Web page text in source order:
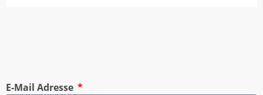
E-Mail Adresse